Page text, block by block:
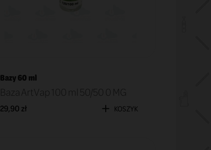
Bazy 60 ml
Baza ArtVap 100 ml 50/50 0 MG
29,90 zł KOSZYK